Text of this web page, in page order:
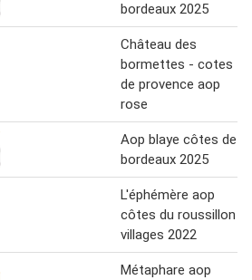
bordeaux 2025
Château des
bormettes - cotes
de provence aop
rose
Aop blaye côtes de
bordeaux 2025
L'éphémère aop
côtes du roussillon
villages 2022
Métaphare aop